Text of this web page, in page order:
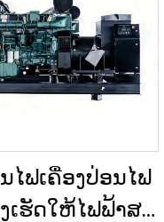
ໄຟເຄື່ອງປ່ອນໄຟ
ເຮັດໃຫ້ໄຟຟ້າສະ